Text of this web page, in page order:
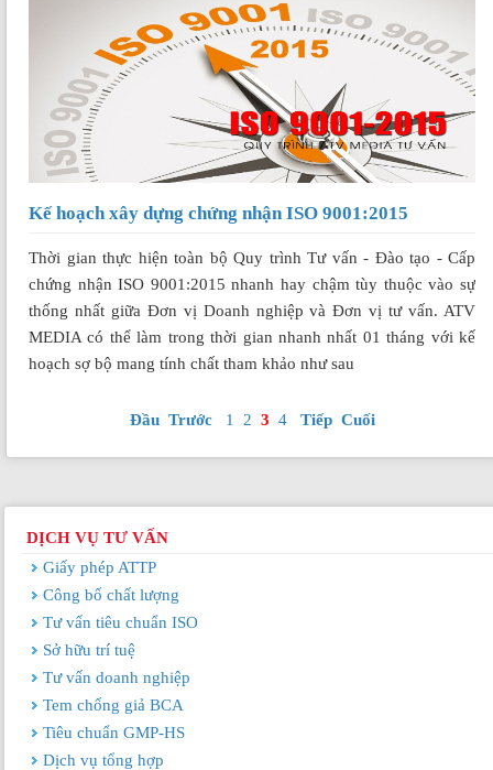
Kế hoạch xây dựng chứng nhận ISO 9001:2015
Thời gian thực hiện toàn bộ Quy trình Tư vấn - Đào tạo - Cấp
chứng nhận ISO 9001:2015 nhanh hay chậm tùy thuộc vào sự
thống nhất giữa Đơn vị Doanh nghiệp và Đơn vị tư vấn. ATV
MEDIA có thể làm trong thời gian nhanh nhất 01 tháng với kế
hoạch sợ bộ mang tính chất tham khảo như sau
Đầu Trước 1 2 3 4 Tiếp Cuối
DỊCH VỤ TƯ VẤN
Giấy phép ATTP
Công bố chất lượng
Tư vấn tiêu chuẩn ISO
Sở hữu trí tuệ
Tư vấn doanh nghiệp
Tem chống giả BCA
Tiêu chuẩn GMP-HS
Dịch vụ tổng hợp